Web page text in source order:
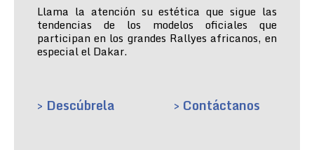
Llama la atención su estética que sigue las
tendencias de los modelos oficiales que
participan en los grandes Rallyes africanos, en
especial el Dakar.
> Descúbrela > Contáctanos